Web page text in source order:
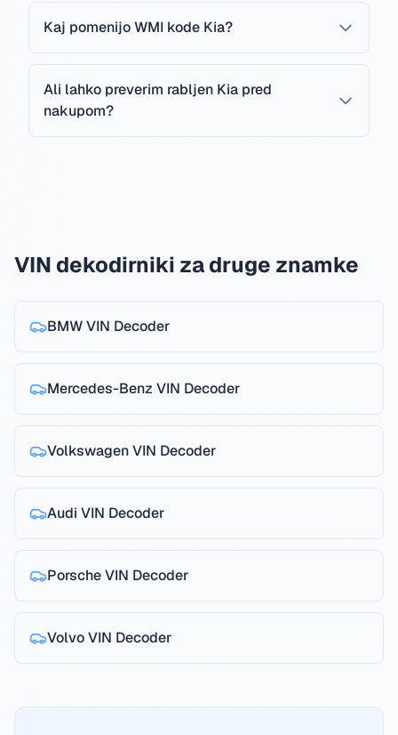
Kaj pomenijo WMI kode Kia?
Ali lahko preverim rabljen Kia pred
nakupom?
VIN dekodirniki za druge znamke
BMWVIN Decoder
Mercedes-Benz VIN Decoder
VolkswagenVIN Decoder
Audi VIN Decoder
PorscheVIN Decoder
VolvoVIN Decoder